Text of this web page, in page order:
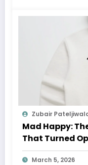
Zubair
Mad Happy:
That Turned
Movement
March 5, 2026